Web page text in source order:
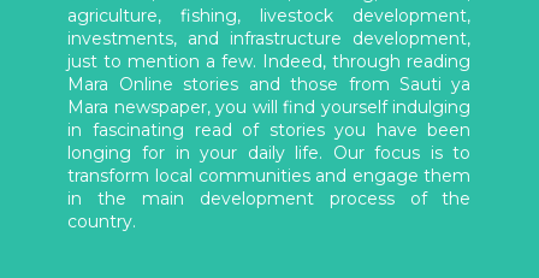
agriculture, fishing, livestock development,
investments, and infrastructure development,
just to mention a few. Indeed, through reading
Mara Online stories and those from Sauti ya
Mara newspaper, you will find yourself indulging
in fascinating read of stories you have been
longing for in your daily life. Our focus is to
transform local communities and engage them
in the main development process of the
country.